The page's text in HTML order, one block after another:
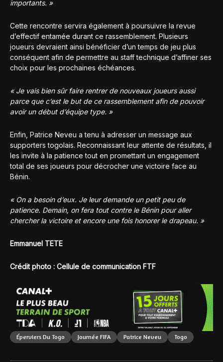
importants. »
Cette rencontre servira également à poursuivre la revue
d’effectif entamée durant ce rassemblement. Plusieurs
joueurs devraient ainsi bénéficier d’un temps de jeu plus
conséquent afin de permettre au staff technique d’affiner ses
choix pour les prochaines échéances.
« Je vais bien sûr faire rentrer de nouveaux joueurs aussi
parce que c’est le but de ce rassemblement afin de pouvoir
avoir un début d’équipe type. »
Enfin, Patrice Neveu a tenu à adresser un message aux
supporters togolais. Reconnaissant leur attente de résultats, il
les invite à la patience tout en promettant un engagement
total de ses joueurs pour décrocher une victoire face au
Bénin.
« On a besoin d’eux. Je leur demande un petit peu de
patience. Demain, on fera tout contre le Bénin pour aller
chercher la victoire et encore une fois honorer le drapeau. »
Emmanuel TETE
Crédit photo : Cellule de communication FTF
Éperviers Du Togo Journée FIFA Patrice Neveu Togo